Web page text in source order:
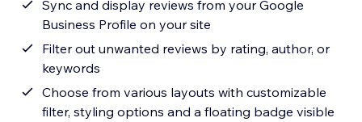
Sync and display reviews from your Google
Business Profile on your site
Filter out unwanted reviews by rating, author, or
keywords
Choose from various layouts with customizable
filter, styling options and a floating badge visible